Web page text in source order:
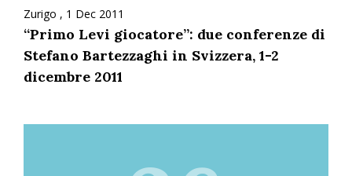
Zurigo , 1 Dec 2011
“Primo Levi giocatore”: due conferenze di
Stefano Bartezzaghi in Svizzera, 1-2
dicembre 2011